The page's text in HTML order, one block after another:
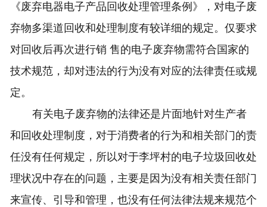
《废弃电器电子产品回收处理管理条例》，对电子废
弃物多渠道回收和处理制度有较详细的规定。仅要求
对回收后再次进行销 售的电子废弃物需符合国家的
技术规范，却对违法的行为没有对应的法律责任或规
定。
有关电子废弃物的法律还是片面地针对生产者
和回收处理制度，对于消费者的行为和相关部门的责
任没有任何规定，所以对于李坪村的电子垃圾回收处
理状况中存在的问题，主要是因为没有相关责任部门
来宣传、引导和管理，也没有任何法律法规来规范个